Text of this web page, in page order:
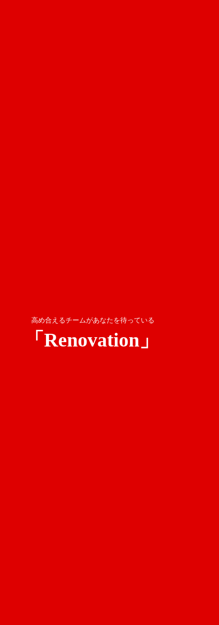
高め合えるチームがあなたを待っている
「Renovation」